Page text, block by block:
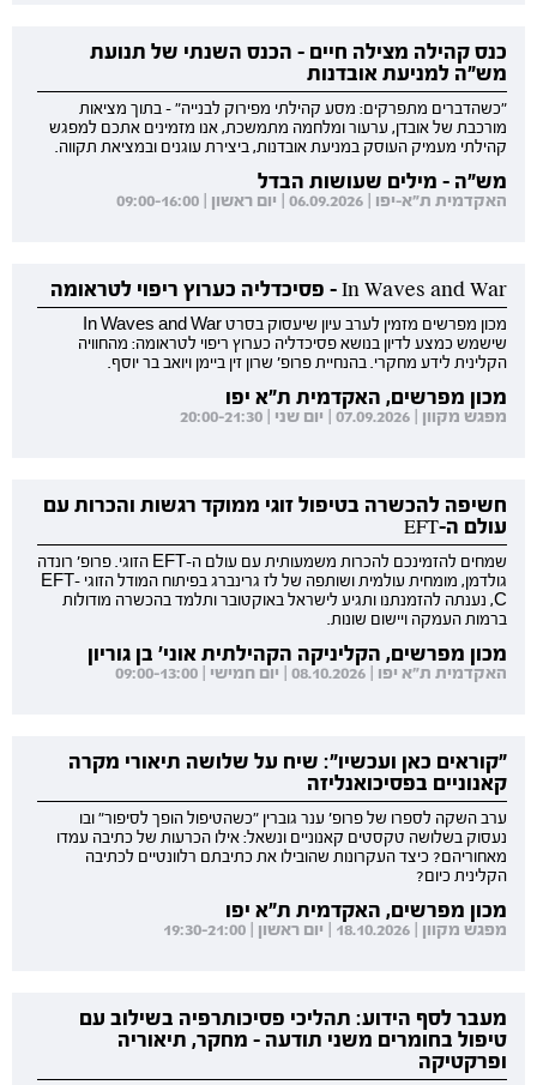
כנס קהילה מצילה חיים - הכנס השנתי של תנועת
מש"ה למניעת אובדנות
"כשהדברים מתפרקים: מסע קהילתי מפירוק לבנייה" - בתוך מציאות
מורכבת של אובדן, ערעור ומלחמה מתמשכת, אנו מזמינים אתכם למפגש
קהילתי מעמיק העוסק במניעת אובדנות, ביצירת עוגנים ובמציאת תקווה.
מש"ה - מילים שעושות הבדל
האקדמית ת"א-יפו | 06.09.2026 | יום ראשון | 09:00-16:00
In Waves and War - פסיכדליה כערוץ ריפוי לטראומה
מכון מפרשים מזמין לערב עיון שיעסוק בסרט In Waves and War
שישמש כמצע לדיון בנושא פסיכדליה כערוץ ריפוי לטראומה: מהחוויה
הקלינית לידע מחקרי. בהנחיית פרופ' שרון זין ביימן ויואב בר יוסף.
מכון מפרשים, האקדמית ת"א יפו
מפגש מקוון | 07.09.2026 | יום שני | 20:00-21:30
חשיפה להכשרה בטיפול זוגי ממוקד רגשות והכרות עם
עולם ה-EFT
שמחים להזמינכם להכרות משמעותית עם עולם ה-EFT הזוגי. פרופ' רונדה
גולדמן, מומחית עולמית ושותפה של לז גרינברג בפיתוח המודל הזוגי EFT-
C, נענתה להזמנתנו ותגיע לישראל באוקטובר ותלמד בהכשרה מודולות
ברמות העמקה ויישום שונות.
מכון מפרשים, הקליניקה הקהילתית אוני' בן גוריון
האקדמית ת"א יפו | 08.10.2026 | יום חמישי | 09:00-13:00
"קוראים כאן ועכשיו": שיח על שלושה תיאורי מקרה
קאנוניים בפסיכואנליזה
ערב השקה לספרו של פרופ' ענר גוברין "כשהטיפול הופך לסיפור" ובו
נעסוק בשלושה טקסטים קאנוניים ונשאל: אילו הכרעות של כתיבה עמדו
מאחוריהם? כיצד העקרונות שהובילו את כתיבתם רלוונטיים לכתיבה
הקלינית כיום?
מכון מפרשים, האקדמית ת"א יפו
מפגש מקוון | 18.10.2026 | יום ראשון | 19:30-21:00
מעבר לסף הידוע: תהליכי פסיכותרפיה בשילוב עם
טיפול בחומרים משני תודעה - מחקר, תיאוריה
ופרקטיקה